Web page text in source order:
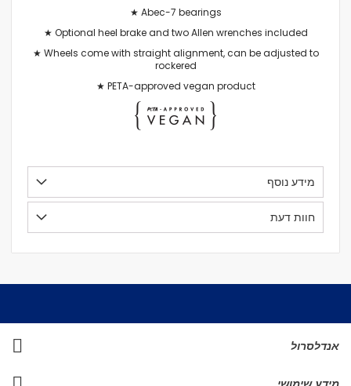
★ Abec-7 bearings
★ Optional heel brake and two Allen wrenches included
★ Wheels come with straight alignment, can be adjusted to
rockered
★ PETA-approved vegan product
מידע נוסף
חוות דעת
אנדלסרול